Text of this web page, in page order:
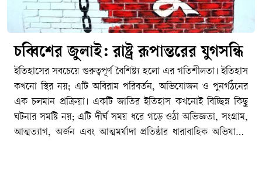
চব্বিশের জুলাই: রাষ্ট্র রূপান্তরের যুগসন্ধি
ইতিহাসের সবচেয়ে গুরুত্বপূর্ণ বৈশিষ্ট্য হলো এর গতিশীলতা। ইতিহাস কখনো স্থির নয়; এটি অবিরাম পরিবর্তন, অভিযোজন ও পুনর্গঠনের এক চলমান প্রক্রিয়া। একটি জাতির ইতিহাস কখনোই বিচ্ছিন্ন কিছু ঘটনার সমষ্টি নয়; এটি দীর্ঘ সময় ধরে গড়ে ওঠা অভিজ্ঞতা, সংগ্রাম, আত্মত্যাগ, অর্জন এবং আত্মমর্যাদা প্রতিষ্ঠার ধারাবাহিক অভিযাত্রা। কোনো জাতি, সমাজ কিংবা রাষ্ট্র একটি নির্দিষ্ট অবস্থায় দীর্ঘকাল টিকে থাকতে পারে না। সময়ের প্রবাহে নতুন বাস্তবতা, নতুন চ্যালেঞ্জ, নতুন সংকট এবং নতুন প্রত্যাশার মুখোমুখি হতে হয়। সেই পরিবর্তিত বাস্তবতার সঙ্গে খাপ খাইয়ে নেয়ার সক্ষমতাই নির্ধারণ করে একটি জাতির অগ্রযাত্রার দিকনির্দেশনা। যে জাতি অতীতের অভিজ্ঞতা ও অর্জনকে শক্তিতে রূপান্তরিত করে ভবিষ্যতের দিকে এগিয়ে যেতে পারে, ইতিহাস শেষ পর্যন্ত তাদের পক্ষেই কথা বলে। পক্ষান্তরে, যে জাতি অতীতের গৌরবকে ভবিষ্যৎ নির্মাণের প্রেরণা হিসেবে গ্রহণ না করে রাজনৈতিক প্রতিদ্বন্দ্বিতার অস্ত্রে পরিণত করে, নিজেদের মধ্যে বিভেদ ও দ্বন্দ্বকে স্থায়ী করে তোলে, তারা একসময় অগ্রগতির পথ হারিয়ে ফেলে। ইতিহাসের শিক্ষা হলো অতীতকে অস্বীকার করা যেমন আত্মঘাতী, তেমনি অতীতের মধ্যেই বন্দী হয়ে থাকাও সমান ক্ষতিকর।পলাশী-উত্তর বাংলাদেশের ইতিহাস মূলত সংগ্রামের ইতিহাস। ১৯৪৭-পূর্ব ঔপনিবেশিক শাসনের বিরুদ্ধে অব্যাহত প্রতিরোধ ও স্বাধীনতার সংগ্রাম, তারপর ১৯৭৪-উত্তর ভাষার জন্য সংগ্রাম, রাজনৈতিক অধিকারের জন্য সংগ্রাম, অর্থনৈতিক বৈষম্যের বিরুদ্ধে সংগ্রাম, সাংস্কৃতিক স্বাতন্ত্র্য রক্ষার সংগ্রাম, আত্মনিয়ন্ত্রণের তথা স্বাধিকারের সংগ্রাম এবং শেষ পর্যন্ত স্বাধীন রাষ্ট্র প্রতিষ্ঠার সংগ্রাম- এর সবকিছু মিলিয়েই আমাদের জাতীয় ইতিহাস নির্মিত হয়েছে। এ ইতিহাসের প্রতিটি গুরুত্বপূর্ণ অধ্যায় পূর্ববর্তী অধ্যায়ের ওপর ভিত্তি করে গড়ে উঠেছে। ১৯৫২-এর ভাষা আন্দোলন ভাষাভিত্তিক বাঙালি জাতীয়তার আত্মপরিচয়ের ভিত্তি নির্মাণ করেছে; ১৯৬৬-এর ছয় দফা আন্দোলন রাজনৈতিক স্বায়ত্তশাসনের দাবিকে সুসংহত করেছে; ১৯৬৯-এর গণঅভ্যুত্থান গণশক্তির সক্ষমতাকে প্রকাশ করেছে; আর ১৯৭১ সালের মহান স্বাধীনতা যুদ্ধ সেই দীর্ঘ সংগ্রামকে স্বাধীন রাষ্ট্র প্রতিষ্ঠার মধ্য দিয়ে পরিণতি দিয়েছে। নিঃসন্দেহে স্বাধীনতা যুদ্ধ আমাদের জাতীয় জীবনের সবচেয়ে গৌরবময় এবং নির্ধারক মাইলফলক, যার মাধ্যমে আমাদের রাজনৈতিক স্বাধীনতা অর্জিত হয়েছে এবং বিশ্ব মানচিত্রে বাংলাদেশ একটি সার্বভৌম রাষ্ট্র হিসেবে আত্মপ্রকাশ করেছে।কিন্তু আমাদের মনে রাখতে হবে যে, একটা জাতির ইতিহাসের পথচলা কোনো একক ঘটনার মধ্যেই থেমে থাকে না। ১৭৫৭ সালের পলাশীর প্রান্তরে নবাব সিরাজ-উদ্দৌলার পরাজয় যেমন এই অঞ্চলে একটি দীর্ঘ ঔপনিবেশিক শাসনের সূচনা করেছিল এবং তার অভিঘাত শতাব্দীর পর শতাব্দী ধরে জাতির জীবনকে প্রভাবিত করেছে, তেমনি ১৯৭১ সালের বিজয়ও কোনো চূড়ান্ত সমাপ্তি ছিল না। স্বাধীনতা অর্জনের মাধ্যমে একটি জাতি রাষ্ট্র প্রতিষ্ঠার সুযোগ পায়, কিন্তু সেই রাষ্ট্রকে কতটা ন্যায়ভিত্তিক, গণতান্ত্রিক, জবাবদিহিমূলক ও বৈষম্যহীন করা যাবে সেই প্রশ্নের উত্তর খুঁজে বের করার সংগ্রাম তখনই শুরু হয়। রাষ্ট্রবিজ্ঞানীরা প্রায়ই বলেন, স্বাধীনতা একটি ঘটনা; কিন্তু ন্যায়ভিত্তিক রাষ্ট্র বিনির্মাণ একটি দীর্ঘমেয়াদি প্রক্রিয়া। সেই প্রক্রিয়ায় কখনো অগ্রগতি আসে, কখনো পশ্চাৎপদতা দেখা দেয়; কখনো জনগণের আকাক্সক্ষা রাষ্ট্রকে সামনে এগিয়ে নেয়, আবার কখনো ক্ষমতার কেন্দ্রীভবন সেই অগ্রযাত্রাকে বাধাগ্রস্ত করে। রাষ্ট্রযন্ত্রের স্বৈরাচারী ভূমিকায় জালেম শাসক শ্রেণীর যাতাকলে পিষ্ট মজলুম জনগণ মুক্তির পথ খোঁজে গণঅভ্যুত্থান কিংবা বিপ্লবের পথে। এই কারণেই স্বাধীনতা কোনো গন্তব্য নয়; এটি রাষ্ট্র হিসেবে নিজস্ব সার্বভৌমত্ব, জনগণের অধিকার এবং ন্যায়বিচার প্রতিষ্ঠার দীর্ঘ যাত্রার সূচনা মাত্র। একটি জাতির ইতিহাসের ক্রমধারায় নতুন নতুন প্রজন্মের আবির্ভাব ঘটে, এবং তাদের সামনে নতুন প্রশ্ন ও নতুন চ্যালেঞ্জ উপস্থিত হয়। ফলে স্বাধীনতার মৌলিক চেতনা তথা মানবিক মর্যাদা, রাজনৈতিক স্বাধীনতা, সামাজিক ন্যায়বিচার ও অর্থনৈতিক সাম্য প্রভৃতি বিষয় প্রতিটি যুগে নতুন বাস্তবতায় নতুনভাবে ব্যাখ্যা ও বাস্তবায়নের দাবি তোলে। বাংলাদেশের ইতিহাসও সেই ধারাবাহিকতার বাইরে নয়। তাই আমাদের জাতীয় ইতিহাসকে কোনো বিচ্ছিন্ন ঘটনার সমষ্টি হিসেবে নয়, বরং একটি চলমান অভিযাত্রা হিসেবে দেখতে হবে যেখানে প্রতিটি সংগ্রাম পূর্ববর্তী সংগ্রামের উত্তরাধিকার বহন করে এবং পরবর্তী সংগ্রামের ভিত্তি নির্মাণ করে। এই ধারাবাহিক ঐতিহাসিক প্রবাহের মধ্যেই ২০২৪ সালের জুলাই গণঅভ্যুত্থানের তাৎপর্য অনুধাবন করতে হবে; একটি প্রতিদ্বন্দ্বী ইতিহাস হিসেবে নয়, বরং বাংলাদেশের রাষ্ট্রযন্ত্র ও সমাজকে আরও ন্যায়ভিত্তিক, বৈষম্যহীন ও স্বৈরাচারমুক্ত করার দীর্ঘ অভিযাত্রার একটি নতুন অধ্যায় হিসেবে।বিশ্ব ইতিহাসের দিকে তাকালেও আমরা একই বাস্তবতা দেখতে পাই। কোনো জাতির ইতিহাসে একটি বড় অর্জন কখনোই চূড়ান্ত পরিণতি নয়; বরং তা নতুন সংগ্রাম, নতুন দায়িত্ব এবং নতুন প্রত্যাশার সূচনা করে। ১৭৭৬ সালের আমেরিকার স্বাধীনতা যুদ্ধ ব্রিটিশ ঔপনিবেশিক শাসন থেকে মুক্তির পথ খুলে দিলেও সেখানে নাগরিক অধিকার, বর্ণসমতা এবং গণতান্ত্রিক অন্তর্ভুক্তির প্রশ্নে দীর্ঘ সংগ্রাম অব্যাহত ছিল। স্বাধীনতার প্রায় দুই শতাব্দী পরও আফ্রিকান-আমেরিকানদের অধিকার প্রতিষ্ঠার জন্য মার্টিন লুথার কিং জুনিয়রের নেতৃত্বে ব্যাপক নাগরিক অধিকার আন্দোলন গড়ে উঠতে হয়েছে। একইভাবে ১৭৮৯ সালের ফরাসি বিপ্লব স্বাধীনতা, সাম্য ও ভ্রাতৃত্বের মহান আদর্শ সামনে নিয়ে এলেও গণতন্ত্র, মানবাধিকার এবং প্রজাতান্ত্রিক মূল্যবোধকে সুসংহত করতে ফরাসি সমাজকে বহু উত্থান-পতন, সংঘাত ও পুনর্গঠনের মধ্য দিয়ে অগ্রসর হতে হয়েছে। দক্ষিণ আফ্রিকায় বর্ণবাদবিরোধী সংগ্রামের মাধ্যমে রাজনৈতিক মুক্তি অর্জনের পরও সামাজিক ন্যায়বিচার, অর্থনৈতিক বৈষম্য দূরীকরণ এবং অন্তর্ভুক্তিমূলক রাষ্ট্র গঠনের প্রশ্নে নতুন সংগ্রামের সূচনা হয়েছে। ইতিহাসের এই অভিজ্ঞতাগুলো আমাদের শেখায় যে রাজনৈতিক মুক্তি একটি গুরুত্বপূর্ণ অর্জন, কিন্তু সেই অর্জনের প্রকৃত মূল্য নির্ধারিত হয় পরবর্তী রাষ্ট্রগঠন প্রক্রিয়ার মাধ্যমে।ইতিহাসের প্রতিটি বিজয় নতুন দায়িত্বের জন্ম দেয়, প্রতিটি অর্জন নতুন প্রত্যাশাকে সামনে নিয়ে আসে। কোনো জাতি যদি অর্জনের স্মৃতিকে সংরক্ষণ করেই সন্তুষ্ট থাকে, কিন্তু সেই অর্জনের অন্তর্নিহিত আদর্শ বাস্তবায়নের পথে অগ্রসর না হয়, তাহলে ইতিহাসের অগ্রযাত্রা থমকে যায়। বাংলাদেশের ক্ষেত্রেও এর ব্যতিক্রম হওয়ার কোনো কারণ নেই। ১৯৭১ সালে স্বাধীন রাষ্ট্র প্রতিষ্ঠার মধ্য দিয়ে গণতন্ত্র, সাম্য, মানবিক মর্যাদা ও সামাজিক ন্যায়বিচারের যে স্বপ্ন জনগণ লালন করেছিল তার পূর্ণ বাস্তবায়ন এখনও একটি চলমান প্রক্রিয়া। ফলে রাষ্ট্র ও সমাজের ভেতরে যখনই সেই আকাক্সক্ষার সঙ্গে বাস্তবতার ফারাক বেড়েছে, তখনই নতুন করে পরিবর্তনের দাবি উত্থাপিত হয়েছে। এই প্রেক্ষাপটে ২০২৪ সালের গণঅভ্যুত্থানকে কোনো বিচ্ছিন্ন ঘটনা, আকস্মিক বিস্ফোরণ বা সাময়িক রাজনৈতিক প্রতিক্রিয়া হিসেবে দেখার সুযোগ নেই। বরং এটি বাংলাদেশের রাষ্ট্র, সমাজ এবং রাজনৈতিক সংস্কৃতির দীর্ঘ বিবর্তনধারার একটি গুরুত্বপূর্ণ মাইলফলক ও বিশেষ অধ্যায়। এটি এমন এক ঐতিহাসিক মুহূর্ত, যখন নতুন প্রজন্ম রাষ্ট্রের সামনে জবাবদিহিতা, ন্যায়বিচার, বৈষম্যহীনতা, ন্যায্য অধিকার এবং নাগরিক মর্যাদার প্রশ্নগুলোকে নতুন করে উত্থাপন করেছে। যে প্রশ্নগুলো এক অর্থে স্বাধীনতার মূল চেতনার সঙ্গেই সম্পর্কযুক্ত, কিন্তু সময়ের পরিবর্তনের সঙ্গে নতুন ভাষা, নতুন অভিজ্ঞতা এবং নতুন বাস্তবতার আলোকে পুনরায় উচ্চারিত হয়েছে।২০২৪-এর এই গণঅভ্যুত্থান বিশেষভাবে তরুণ প্রজন্মের সেই ঐতিহাসিক ভূমিকাকে সামনে নিয়ে এসেছে, যা যুগে যুগে সামাজিক ও রাজনৈতিক পরিবর্তনের প্রধান চালিকাশক্তি হিসেবে কাজ করেছে। ইতিহাস সাক্ষ্য দেয়, রাষ্ট্রীয় প্রতিষ্ঠানগুলো যখন জনগণের প্রত্যাশা পূরণে ব্যর্থ হয়, যখন ক্ষমতার কেন্দ্রীভবন জবাবদিহিতার পরিসর সংকুচিত করে, যখন নাগরিক অংশগ্রহণের সুযোগ সীমিত হয়ে পড়ে এবং যখন ন্যায়বিচারের প্রতি মানুষের আস্থা দুর্বল হতে থাকে, তখন পরিবর্তনের দাবি সবচেয়ে জোরালোভাবে উচ্চারিত হয় তরুণদের কণ্ঠে। কারণ তরুণেরা কেবল বর্তমানের প্রতিনিধিত্ব করে না; তারা ভবিষ্যতের দাবিদার এবং অংশীদারও বটে। তাদের স্বপ্ন, প্রত্যাশা এবং বঞ্চনার অভিজ্ঞতা সমাজের গভীর পরিবর্তনের আকাক্সক্ষাকে দৃশ্যমান করে তোলে। ফলে ইতিহাসের প্রতিটি যুগান্তকারী পরিবর্তনের পেছনে তরুণদের সক্রিয় উপস্থিতি লক্ষ্য করা যায়। ঔপনিবেশিক শাসনের বিরুদ্ধে সংগ্রাম, ভাষা আন্দোলন, ঊনসত্তরের গণঅভ্যুত্থান, মহান স্বাধীনতা যুদ্ধ কিংবা বিশ্বের বিভিন্ন দেশে গণতন্ত্র ও মানবাধিকারের আন্দোলন সব ক্ষেত্রেই তরুণরাই অগ্রণীর ভূমিকা পালন করেছে। তারাই সাহসিকতার সঙ্গে প্রচলিত বাস্তবতাকে প্রশ্ন করেছে, অন্যায়ের বিরুদ্ধে দাঁড়িয়েছে এবং প্রয়োজন হলে আত্মত্যাগের মাধ্যমে ইতিহাসের গতিপথ পরিবর্তন করেছে। বাংলাদেশের রাজনৈতিক পটপরিবর্তনে ২০২৪ সালের জুলাইয়ের ছাত্র আন্দোলনও সেই দীর্ঘ ঐতিহাসিক ধারারই অংশ, যেখানে নতুন প্রজন্ম কেবল একটি তাৎক্ষণিক দাবির জন্য নয়, বরং রাষ্ট্র ও সমাজের চরিত্র নিয়ে একটি বৃহত্তর প্রশ্ন উত্থাপন করেছে। সেই কারণেই জুলাইয়ের গণঅভ্যুত্থানের তাৎপর্য কেবল একটি রাজনৈতিক ঘটনার মধ্যে সীমাবদ্ধ নয়; এটি রাষ্ট্রের ভবিষ্যৎ বিনির্মাণ নিয়ে জনগণের নতুন আকাঙ্ক্ষা এবং বিশেষত তরুণ প্রজন্মের ঐতিহাসিক আত্মপ্রকাশের এক গুরুত্বপূর্ণ দলিল। আমাদের জাতীয় জীবনের প্রায় প্রতিটি যুগান্তকারী অধ্যায়ের কেন্দ্রবিন্দুতে ছিল তরুণদের সাহস, স্বপ্ন এবং আত্মত্যাগ। ১৯৫২ সালের ভাষা আন্দোলনে রাষ্ট্রীয় দমন-পীড়নের মুখেও তরুণ ছাত্রসমাজ মাতৃভাষার অধিকার প্রতিষ্ঠার জন্য জীবন উৎসর্গ করেছে। ১৯৬৯-এর গণঅভ্যুত্থানে তারুণ্যের নেতৃত্বেই স্বৈরশাসনের ভিত কেঁপে উঠেছিল। ১৯৭১ সালের মহান স্বাধীনতা যুদ্ধে অসংখ্য তরুণ অস্ত্র হাতে নিয়ে স্বাধীনতার জন্য জীবন বাজি রেখেছিল। ১৯৯০ সালের স্বৈরাচারবিরোধী আন্দোলনেও ছাত্রসমাজ গণতন্ত্র পুনরুদ্ধারের সংগ্রামে অগ্রণী ভূমিকা পালন করে। একই ধারাবাহিকতায় ২০২৪ সালের ছাত্র-জনতার গণআন্দোলনও প্রমাণ করেছে যে বাংলাদেশের ইতিহাসে পরিবর্তনের সবচেয়ে শক্তিশালী চালিকাশক্তি এখনও তরুণ প্রজন্ম। যুগ বদলেছে, প্রেক্ষাপট বদলেছে, কিন্তু ন্যায়, মর্যাদা এবং অধিকারের প্রশ্নে তারুণ্যের ঐতিহাসিক ভূমিকা অপরিবর্তিত রয়েছে।সঙ্গত কারণে তরুণেরা সাধারণত বিদ্যমান ব্যবস্থাকে প্রশ্ন করার সাহস রাখে। তারা প্রতিষ্ঠিত সত্য তথা বন্দোবস্তকে অন্ধভাবে মেনে নিতে চায় না; বরং বাস্তবতার সঙ্গে আদর্শের ফারাককে চিহ্নিত করতে চায়। তাদের মধ্যে ভবিষ্যৎ কল্পনার শক্তি থাকে, নতুন সম্ভাবনা নির্মাণের সাহস থাকে এবং প্রয়োজন হলে ব্যক্তিগত ঝুঁকি গ্রহণের মানসিকতাও থাকে। জার্মান বংশোদ্ভুত মার্কিন রাজনৈতিক তাত্ত্বিক হানা আরেন্টের (১৯০৬-১৯৭৫) মতে, প্রতিটি নতুন প্রজন্ম পৃথিবীতে নতুন সূচনার সম্ভাবনা নিয়ে আসে। ইতিহাসের নানা পর্যায়ে আমরা দেখেছি, সমাজ যখন স্থবির হয়ে পড়ে বা রাষ্ট্র যখন জনগণের আকাঙ্ক্ষা থেকে বিচ্ছিন্ন হতে শুরু করে, তখন সেই নতুন সূচনার আহ্বান সবচেয়ে প্রবলভাবে এসেছে তরুণদের কাছ থেকেই। বাংলাদেশের জুলাই অভ্যুত্থানও সেই অর্থে কেবল একটি রাজনৈতিক প্রতিবাদ ছিল না; এটি ছিল নতুন প্রজন্মের পক্ষ থেকে রাষ্ট্রের উদ্দেশে একটি মৌলিক প্রশ্ন: রাষ্ট্র কার জন্য, ক্ষমতা কার স্বার্থে এবং স্বাধীনতার প্রকৃত অর্থ কী? সে যাই হোক, ইতিহাসের আরেকটি গুরুত্বপূর্ণ বাস্তবতাও আমাদের স্মরণে রাখতে হবে। ইতিহাস কেবল অতীতের ঘটনা-পরম্পরা নয়; এটি বর্তমানের রাজনীতিরও একটি গুরুত্বপূর্ণ ক্ষেত্র। ক্ষমতার রাজনীতিতে অতীতের স্মৃতি প্রায়ই মূল্যবান সম্পদে পরিণত হয়। ইতিহাস তখন শুধু গবেষণা, বিশ্লেষণ বা শিক্ষা গ্রহণের বিষয় থাকে না; বরং রাজনৈতিক বৈধতা অর্জন, জনসমর্থন সংগঠিত করা এবং নৈতিক কর্তৃত্ব প্রতিষ্ঠার একটি কার্যকর হাতিয়ার হয়ে ওঠে। ফরাসি সমাজবিজ্ঞানী পিয়েরে বুর্দিয়োর (১৯৩০-২০০২) ভাষায়, এটি এক ধরনের ‘প্রতীকী পুঁজি’ (সিম্বোলিক ক্যাপিটাল), যার মাধ্যমে ব